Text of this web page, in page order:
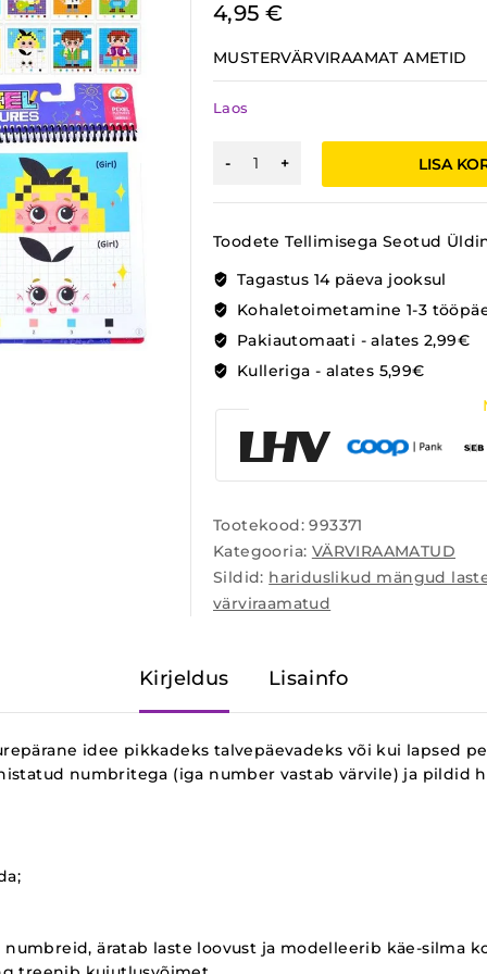
4,95 €
MUSTERVÄRVIRAAMAT AMETID
Laos
kogus
LISA
Toodete Tellimisega Seotud
Tagastus 14 päeva jooksul
Kohaletoimetamine 1-3
Pakiautomaati - alates 2,99€
Kulleriga - alates 5,99€
Tootekood:993371
Kategooria: VÄRVIRAAMATUD
Sildid: hariduslikud mängud
värviraamatud
Kirjeldus Lisainfo
idee pikkadeks talvepäevadeks või kui lapsed
numbritega (iga number vastab värvile) ja pildid
äratab laste loovust ja modelleerib käe-silma